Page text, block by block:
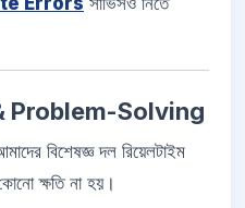
Problem-Solving
বিশেষজ্ঞ দল রিয়েলটাইম
ক্ষতি না হয়।